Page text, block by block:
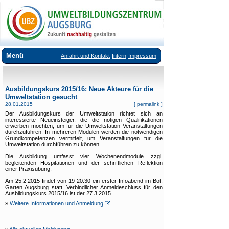
Anfahrt und Kontakt Intern Impressum
Menü
Veranstaltungsangebote
Ausstellungen im UBZ
Vermietung Seminarräume
Downloads
Links
Ausbildungskurs 2015/16: Neue Akteure für die
Umweltstation gesucht
[ permalink]
28.01.2015
Der Ausbildungskurs der Umweltstation richtet sich an
interessierte Neueinsteiger, die die nötigen Qualifikationen
erwerben möchten, um für die Umweltstation Veranstaltungen
durchzuführen. In mehreren Modulen werden die notwendigen
Grundkompetenzen vermittelt, um Veranstaltungen für die
Umweltstation durchführen zu können.
Die Ausbildung umfasst vier Wochenendmodule zzgl.
begleitenden Hospitationen und der schriftlichen Reflektion
einer Praxisübung.
Am 25.2.2015 findet von 19-20:30 ein erster Infoabend im Bot.
Garten Augsburg statt. Verbindlicher Anmeldeschluss für den
Ausbildungskurs 2015/16 ist der 27.3.2015.
» Weitere Informationen und Anmeldung